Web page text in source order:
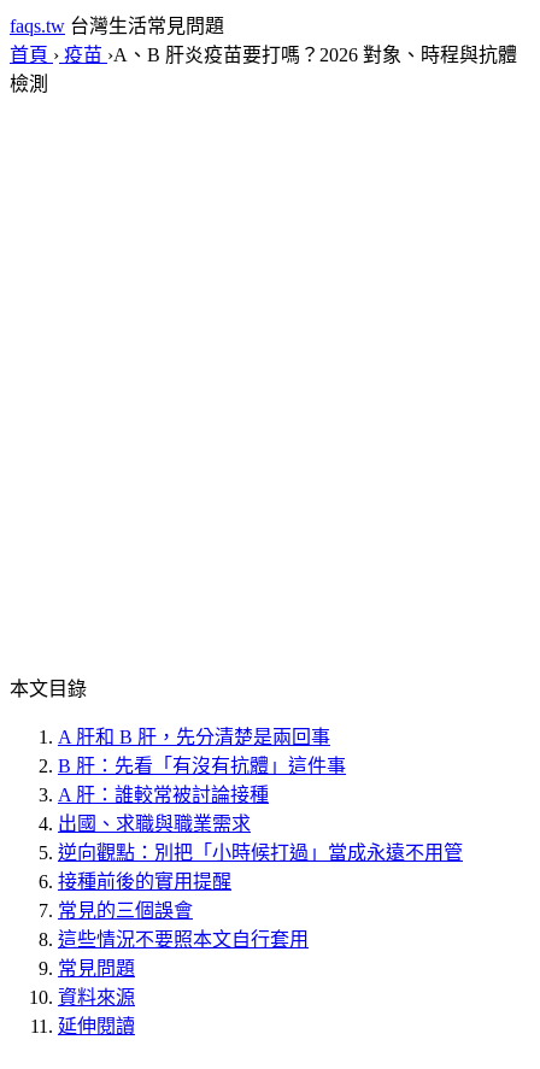
faqs.tw 台灣生活常見問題
首頁 › 疫苗 ›A、B 肝炎疫苗要打嗎？2026 對象、時程與抗體
檢測
本文目錄
A 肝和 B 肝，先分清楚是兩回事
B 肝：先看「有沒有抗體」這件事
A 肝：誰較常被討論接種
出國、求職與職業需求
逆向觀點：別把「小時候打過」當成永遠不用管
接種前後的實用提醒
常見的三個誤會
這些情況不要照本文自行套用
常見問題
資料來源
延伸閱讀